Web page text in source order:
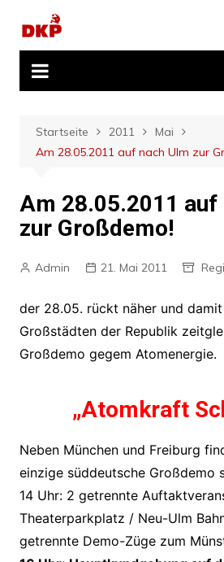
Inhalt
springen
Startseite 2011
Mai
Am 28.05.2011 auf nach Ulm zur
Am 28.05.2011 auf
zur Großdemo!
Admin 21. Mai 2011
der 28.05. rückt näher und
Großstädten der Republik
Großdemo gegem Atomenergie.
„Atomkraft
Neben München und Freiburg
einzige süddeutsche Großdemo
14 Uhr: 2 getrennte
Theaterparkplatz / Neu-Ulm
getrennte Demo-Züge zum